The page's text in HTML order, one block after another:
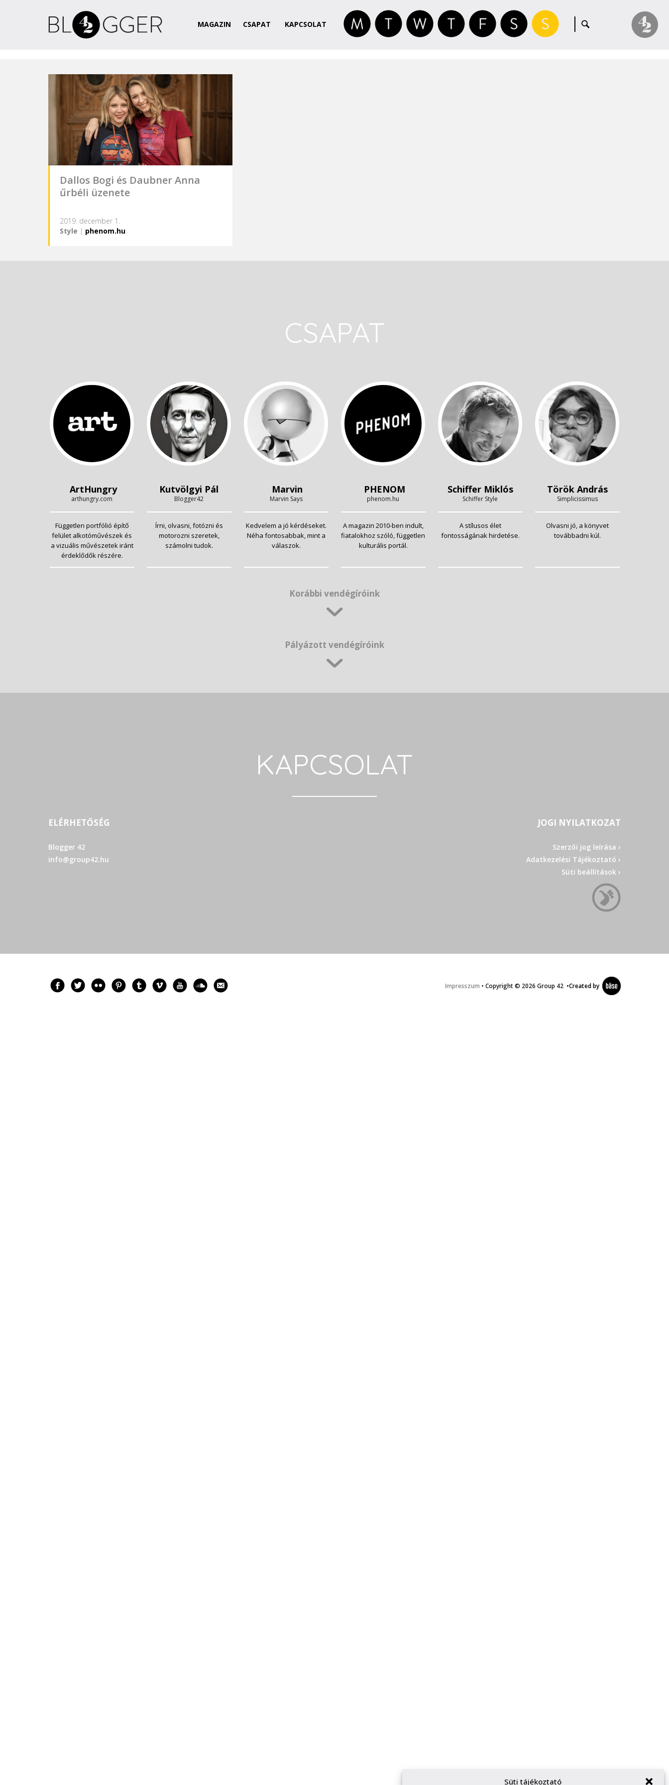
Süti tájékoztató
MAGAZIN CSAPAT KAPCSOLAT
Dallos Bogi és Daubner Anna
űrbéli üzenete
2019. december 1.
Style | phenom.hu
CSAPAT
ArtHungry
arthungry.com
Független portfólió építő
felület alkotóművészek és
a vizuális művészetek iránt
érdeklődők részére.
Kutvölgyi Pál
Blogger42
Írni, olvasni, fotózni és
motorozni szeretek,
számolni tudok.
Marvin
Marvin Says
Kedvelem a jó kérdéseket.
Néha fontosabbak, mint a
válaszok.
PHENOM
phenom.hu
A magazin 2010-ben indult,
fiatalokhoz szóló, független
kulturális portál.
Schiffer Miklós
Schiffer Style
A stílusos élet
fontosságának hirdetése.
Török András
Simplicissimus
Olvasni jó, a könyvet
továbbadni kúl.
Korábbi vendégíróink
Pályázott vendégíróink
KAPCSOLAT
ELÉRHETŐSÉG
Blogger 42
info@group42.hu
JOGI NYILATKOZAT
Szerzői jog leírása ›
Adatkezelési Tájékoztató ›
Süti beállítások ›
Impresszum • Copyright © 2026 Group 42 •Created by